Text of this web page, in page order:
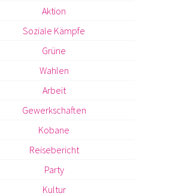
Aktion
Soziale Kämpfe
Grüne
Wahlen
Arbeit
Gewerkschaften
Kobane
Reisebericht
Party
Kultur